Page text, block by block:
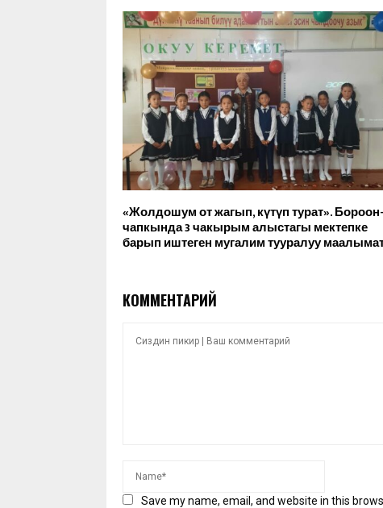
«Жолдошум от жагып, күтүп турат». Бороон-
чапкында 3 чакырым алыстагы мектепке
барып иштеген мугалим тууралуу
КОММЕНТАРИЙ
Save my name, email, and website in this